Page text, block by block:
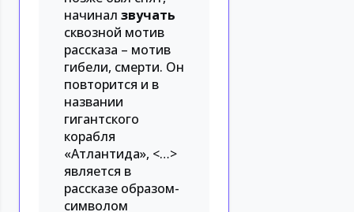
начинал звучать
сквозной мотив
рассказа – мотив
гибели, смерти. Он
повторится и в
названии
гигантского
корабля
«Атлантида», <…>
является в
рассказе образом-
символом